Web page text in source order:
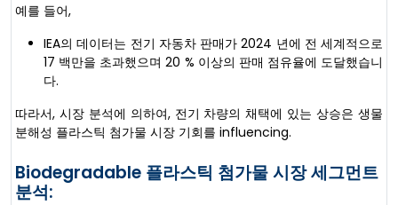
예를 들어,
IEA의 데이터는 전기 자동차 판매가 2024 년에 전 세계적으로
17 백만을 초과했으며 20 % 이상의 판매 점유율에 도달했습니
다.
따라서, 시장 분석에 의하여, 전기 차량의 채택에 있는 상승은 생물
분해성 플라스틱 첨가물 시장 기회를 influencing.
Biodegradable 플라스틱 첨가물 시장 세그먼트
분석: